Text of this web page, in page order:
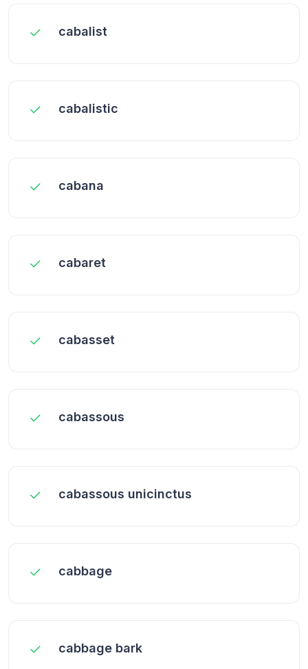
cabalist
cabalistic
cabana
cabaret
cabasset
cabassous
cabassous unicinctus
cabbage
cabbage bark